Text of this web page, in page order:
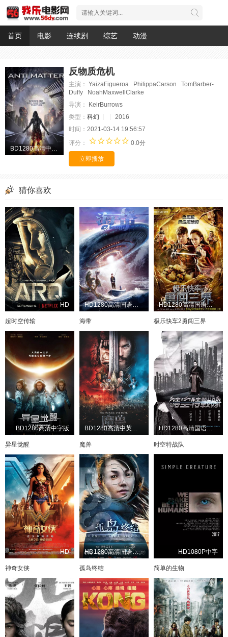
首页 电影 连续剧 综艺 动漫
反物质危机
主演： YaizaFigueroa PhilippaCarson TomBarber-
Duffy NoahMaxwellClarke
导演：
KeirBurrows
类型： 科幻
2016
时间： 2021-03-14 19:56:57
评分：
0.0分
立即播放
猜你喜欢
HD
超时空传输
HD1280高清国语中字版
海带
HD1280高清国语中字版
极乐快车2勇闯三界
BD1280高清中字版
异星觉醒
BD1280高清中英双字版
魔兽
HD1280高清国语中字版
时空特战队
HD
神奇女侠
HD1280高清国语中字版
孤岛终结
HD1080P中字
简单的生物